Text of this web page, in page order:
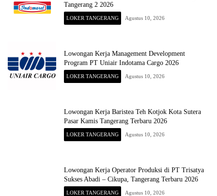
Tangerang 2 2026
LOKER TANGERANG Agustus 10, 2026
Lowongan Kerja Management Development
Program PT Uniair Indotama Cargo 2026
LOKER TANGERANG Agustus 10, 2026
Lowongan Kerja Baristea Teh Kotjok Kota Sutera
Pasar Kamis Tangerang Terbaru 2026
LOKER TANGERANG Agustus 10, 2026
Lowongan Kerja Operator Produksi di PT Trisatya
Sukses Abadi – Cikupa, Tangerang Terbaru 2026
LOKER TANGERANG Agustus 10, 2026